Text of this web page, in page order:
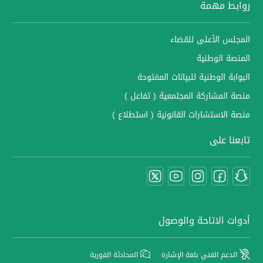
روابط مهمة
المجلس الأعلى للقضاء
المنصة الوطنية
البوابة الوطنية للبيانات المفتوحة
منصة المشاركة المجتمعية ( تفاعل )
منصة الاستشارات القانونية ( استطلاع )
تابعنا على
أدوات الاتاحة والوصول
الدعم الفني بلغة الإشارة المحادثة الفورية